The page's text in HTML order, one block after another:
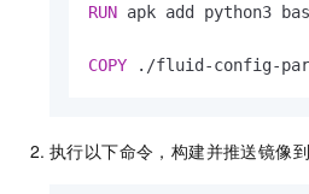
RUN apk add python3
COPY ./fluid-config-
执行以下命令，构建并推送镜像到